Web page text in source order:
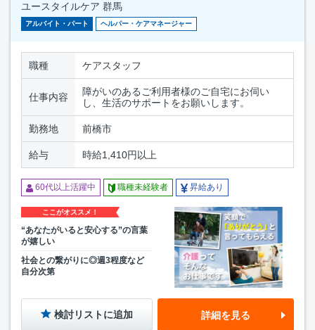
ユースタイルケア 群馬
アルバイト・パート ヘルパー・ケアマネージャー
職種 ケアスタッフ
仕事内容
障がいのあるご利用者様のご自宅にお伺い
し、生活のサポートをお願いします。
勤務地 前橋市
給与 時給1,410円以上
60代以上活躍中 職種未経験者 昇給あり
ここがオススメ！
“あなたがいると安心する”の言葉
が嬉しい
社会との繋がりに◎週3程度など
自分次第
検討リストに追加 詳細を見る